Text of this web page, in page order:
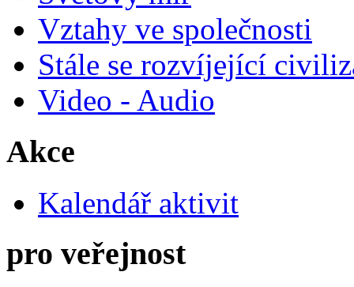
Vztahy ve společnosti
Stále se rozvíjející
Video - Audio
Akce
Kalendář aktivit
pro veřejnost